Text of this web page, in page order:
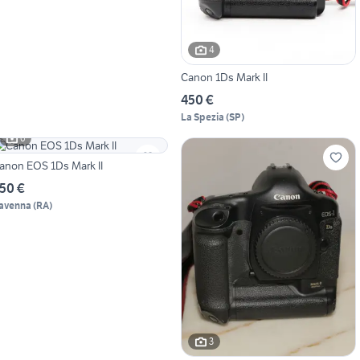
4
Canon 1Ds Mark II
450 €
La Spezia (SP)
6
EOS 1Ds Mark II
€
(RA)
3